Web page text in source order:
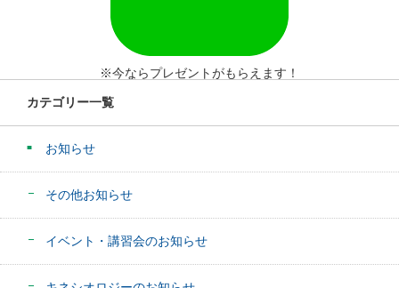
※今ならプレゼントがもらえます！
カテゴリー一覧
お知らせ
その他お知らせ
イベント・講習会のお知らせ